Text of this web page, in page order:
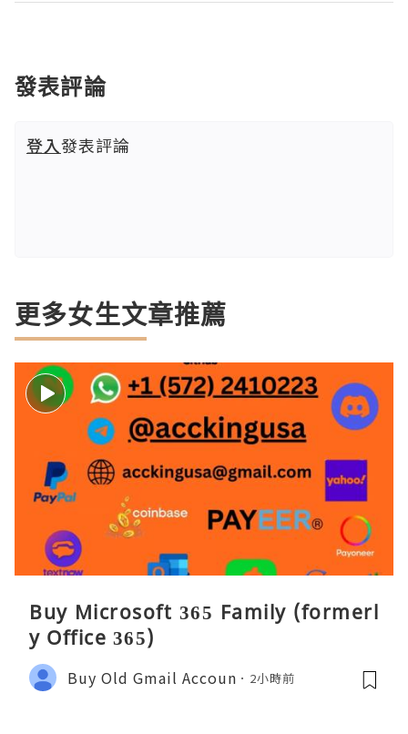
發表評論
登入發表評論
更多女生文章推薦
Buy Microsoft 365 Family (formerl
y Office 365)
Buy Old Gmail Accoun 2小時前